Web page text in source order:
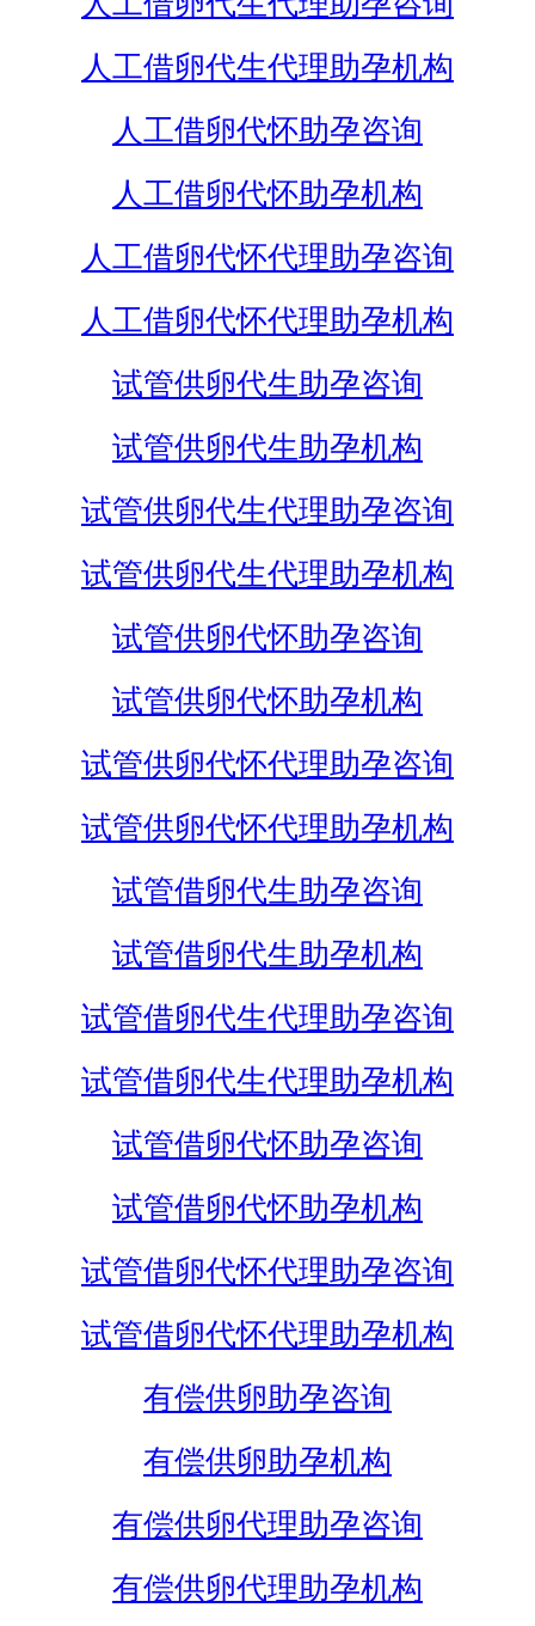
人工借卵代生代理助孕机构
人工借卵代怀助孕咨询
人工借卵代怀助孕机构
人工借卵代怀代理助孕咨询
人工借卵代怀代理助孕机构
试管供卵代生助孕咨询
试管供卵代生助孕机构
试管供卵代生代理助孕咨询
试管供卵代生代理助孕机构
试管供卵代怀助孕咨询
试管供卵代怀助孕机构
试管供卵代怀代理助孕咨询
试管供卵代怀代理助孕机构
试管借卵代生助孕咨询
试管借卵代生助孕机构
试管借卵代生代理助孕咨询
试管借卵代生代理助孕机构
试管借卵代怀助孕咨询
试管借卵代怀助孕机构
试管借卵代怀代理助孕咨询
试管借卵代怀代理助孕机构
有偿供卵助孕咨询
有偿供卵助孕机构
有偿供卵代理助孕咨询
有偿供卵代理助孕机构